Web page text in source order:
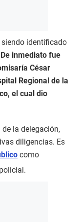
identificado
De inmediato fue
César
Regional de la
el cual dio
la delegación,
diligencias. Es
como